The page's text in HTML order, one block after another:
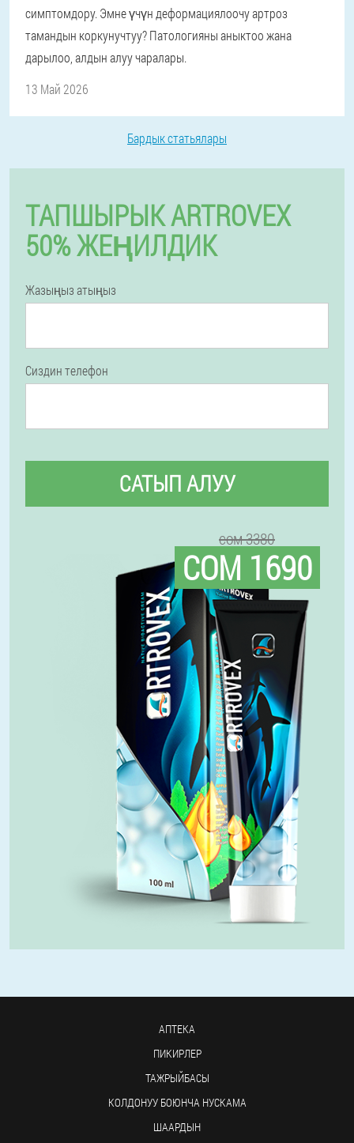
симптомдору. Эмне үчүн деформациялоочу артроз
тамандын коркунучтуу? Патологияны аныктоо жана
дарылоо, алдын алуу чаралары.
13 Май 2026
Бардык статьялары
ТАПШЫРЫК ARTROVEX
50% ЖЕҢИЛДИК
Жазыңыз атыңыз
Сиздин телефон
САТЫП АЛУУ
сом 3380
СОМ 1690
АПТЕКА
ПИКИРЛЕР
ТАЖРЫЙБАСЫ
КОЛДОНУУ БОЮНЧА НУСКАМА
ШААРДЫН